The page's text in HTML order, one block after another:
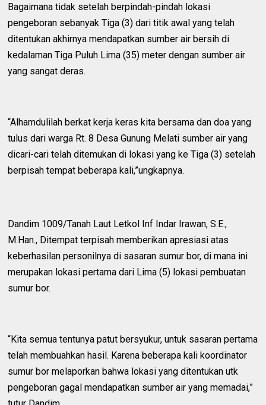
Bagaimana tidak setelah berpindah-pindah lokasi
pengeboran sebanyak Tiga (3) dari titik awal yang telah
ditentukan akhirnya mendapatkan sumber air bersih di
kedalaman Tiga Puluh Lima (35) meter dengan sumber air
yang sangat deras.
“Alhamdulilah berkat kerja keras kita bersama dan doa yang
tulus dari warga Rt. 8 Desa Gunung Melati sumber air yang
dicari-cari telah ditemukan di lokasi yang ke Tiga (3) setelah
berpisah tempat beberapa kali,”ungkapnya.
Dandim 1009/Tanah Laut Letkol Inf Indar Irawan, S.E.,
M.Han., Ditempat terpisah memberikan apresiasi atas
keberhasilan personilnya di sasaran sumur bor, di mana ini
merupakan lokasi pertama dari Lima (5) lokasi pembuatan
sumur bor.
“Kita semua tentunya patut bersyukur, untuk sasaran pertama
telah membuahkan hasil. Karena beberapa kali koordinator
sumur bor melaporkan bahwa lokasi yang ditentukan utk
pengeboran gagal mendapatkan sumber air yang memadai,”